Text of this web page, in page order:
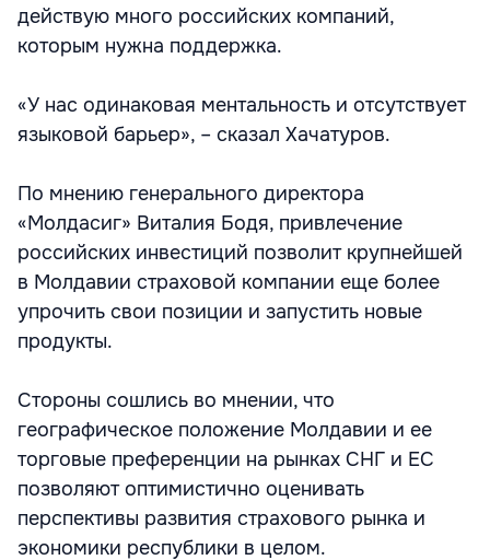
действую много российских компаний,
которым нужна поддержка.
«У нас одинаковая ментальность и отсутствует
языковой барьер», – сказал Хачатуров.
По мнению генерального директора
«Молдасиг» Виталия Бодя, привлечение
российских инвестиций позволит крупнейшей
в Молдавии страховой компании еще более
упрочить свои позиции и запустить новые
продукты.
Стороны сошлись во мнении, что
географическое положение Молдавии и ее
торговые преференции на рынках СНГ и ЕС
позволяют оптимистично оценивать
перспективы развития страхового рынка и
экономики республики в целом.